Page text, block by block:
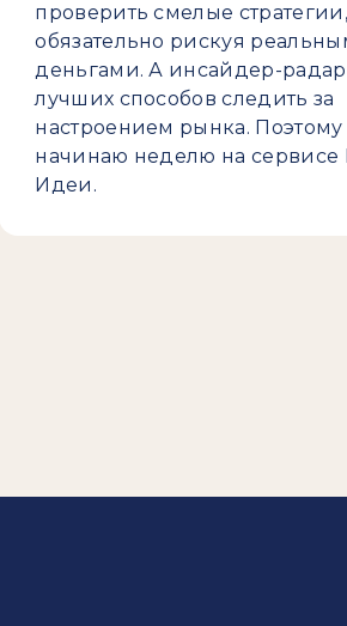
проверить смелые
обязательно рискуя
деньгами. А инсайдер-
лучших способов следить за
настроением рынка. Поэтому
начинаю неделю на сервисе
Идеи.